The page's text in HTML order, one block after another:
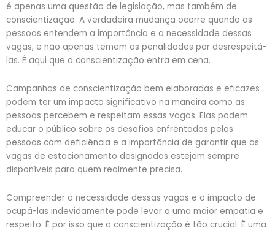
é apenas uma questão de legislação, mas também de
conscientização. A verdadeira mudança ocorre quando as
pessoas entendem a importância e a necessidade dessas
vagas, e não apenas temem as penalidades por desrespeitá-
las. É aqui que a conscientização entra em cena.
Campanhas de conscientização bem elaboradas e eficazes
podem ter um impacto significativo na maneira como as
pessoas percebem e respeitam essas vagas. Elas podem
educar o público sobre os desafios enfrentados pelas
pessoas com deficiência e a importância de garantir que as
vagas de estacionamento designadas estejam sempre
disponíveis para quem realmente precisa.
Compreender a necessidade dessas vagas e o impacto de
ocupá-las indevidamente pode levar a uma maior empatia e
respeito. É por isso que a conscientização é tão crucial. É uma